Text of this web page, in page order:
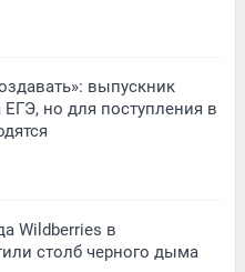
выпускник
но для поступления в
Wildberries в
столб черного дыма